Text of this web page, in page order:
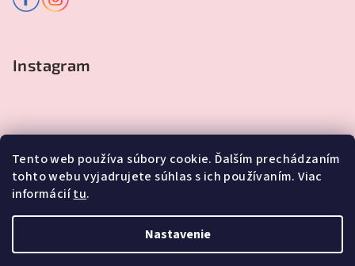
Tento web používa súbory cookie. Ďalším prechádzaním
tohto webu vyjadrujete súhlas s ich používaním. Viac
informáciítu.
Nastavenie
Instagram
Sledovať na Instagrame